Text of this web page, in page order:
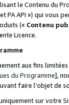
le Contenu du
PA API ») qui vous
(« Contenu
Licence.
aux fins
du Programme],
faire l'objet de
sur votre